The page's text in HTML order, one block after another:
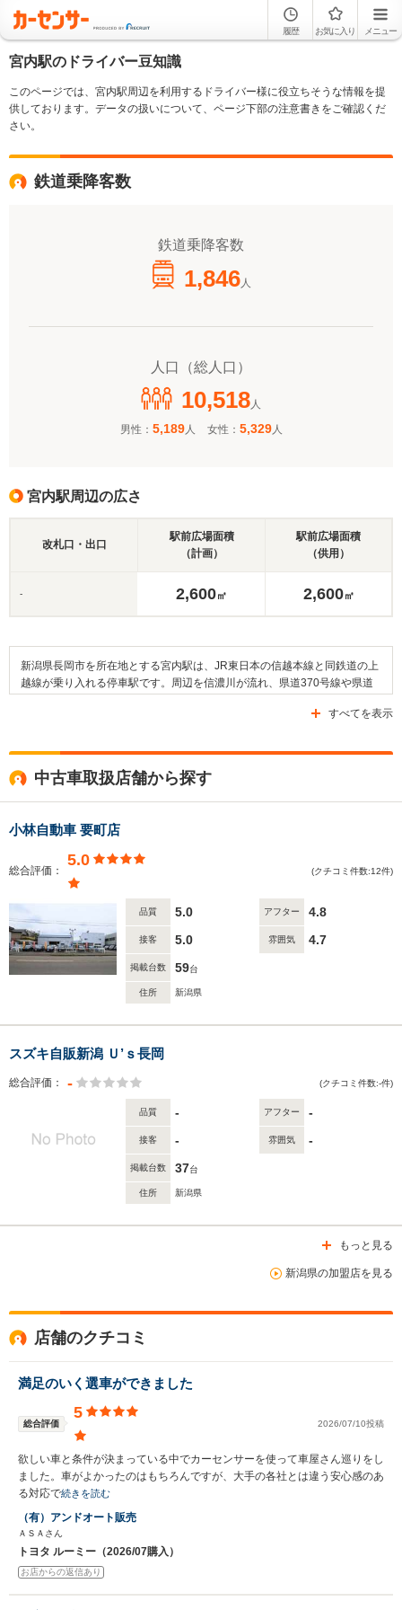
履歴 お気に入り メニュー
宮内駅のドライバー豆知識
このページでは、宮内駅周辺を利用するドライバー様に役立ちそうな情報を提
供しております。データの扱いについて、ページ下部の注意書きをご確認くだ
さい。
鉄道乗降客数
鉄道乗降客数
1,846人
人口（総人口）
10,518 人
男性： 5,189人 女性： 5,329人
宮内駅周辺の広さ
改札口・出口
駅前広場面積
（計画）
駅前広場面積
（供用）
- 2,600㎡ 2,600㎡
新潟県長岡市を所在地とする宮内駅は、JR東日本の信越本線と同鉄道の上
越線が乗り入れる停車駅です。周辺を信濃川が流れ、県道370号線や県道
「宮内駅前」停留所が設置されており、越後交通の運行するバスを利用す
園、南陽北緑地などがあり、そのほかにも、長岡市立宮内小学校や長岡市
立旭岡中学校、あるいは長岡市立上組小学校といった教育施設が設けられ
ています。
すべてを表示
中古車取扱店舗から探す
小林自動車 要町店
総合評価：
5.0
(クチコミ件数:12件)
品質 5.0 アフター 4.8
接客 5.0 雰囲気 4.7
掲載台数 59台
住所 新潟県
スズキ自販新潟 Ｕ’ｓ長岡
総合評価： - (クチコミ件数:-件)
品質 - アフター -
接客 - 雰囲気 -
掲載台数 37台
住所 新潟県
もっと見る
新潟県の加盟店を見る
店舗のクチコミ
満足のいく選車ができました
総合評価
5
2026/07/10投稿
欲しい車と条件が決まっている中でカーセンサーを使って車屋さん巡りをし
ました。車がよかったのはもちろんですが、大手の各社とは違う安心感のあ
る対応で続きを読む
（有）アンドオート販売
ＡＳＡさん
トヨタ ルーミー（2026/07購入）
お店からの返信あり